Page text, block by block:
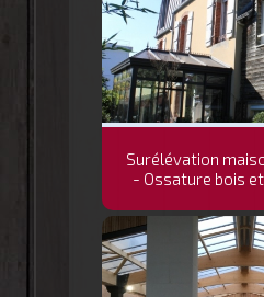
Surélévation
- Ossature bois